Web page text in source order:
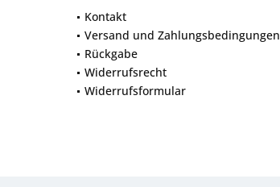
Kontakt
Versand und Zahlungsbedingungen
Rückgabe
Widerrufsrecht
Widerrufsformular